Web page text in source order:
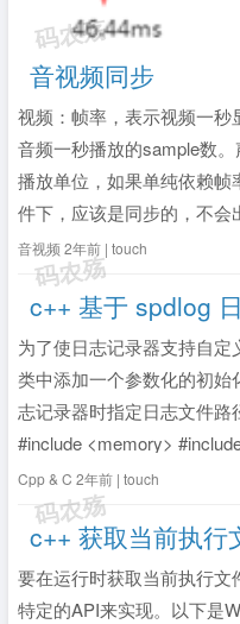
音视频同步
视频：帧率，表示视频一
音频一秒播放的sample数
播放单位，如果单纯依赖
件下，应该是同步的，不会
道1024个sample，一帧播放
(1024/44100)×1000ms =
音视频 2年前 | touch
c++ 基于 spdlog
为了使日志记录器支持自
类中添加一个参数化的初
志记录器时指定日志文件路
#include <memory>
Cpp & C 2年前 | touch
c++ 获取当前执行
要在运行时获取当前执行
特定的API来实现。以下是